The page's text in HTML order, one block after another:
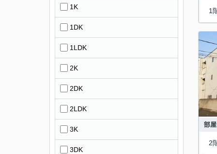
1
部
2
1K
1DK
1LDK
2K
2DK
2LDK
3K
3DK